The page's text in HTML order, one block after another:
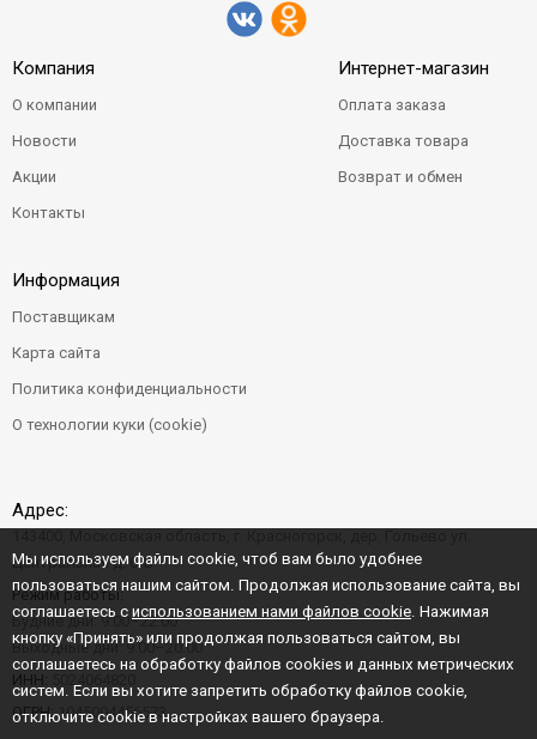
Компания
О компании
Новости
Акции
Контакты
Интернет-магазин
Оплата заказа
Доставка товара
Возврат и обмен
Информация
Поставщикам
Карта сайта
Политика конфиденциальности
О технологии куки (cookie)
Адрес:
Центральная д. 6"Б"
Режим работы:
Будние дни: 9:00–22:00
Выходные дни: 9:00–20:00
ИНН:
ОГРН:1045004456573
Мы используем файлы cookie, чтоб вам было удобнее
пользоваться нашим сайтом. Продолжая использование сайта, вы
соглашаетесь с использованием нами файлов cookie . Нажимая
кнопку «Принять» или продолжая пользоваться сайтом, вы
соглашаетесь на обработку файлов cookies и данных метрических
систем. Если вы хотите запретить обработку файлов cookie,
отключите cookie в настройках вашего браузера.